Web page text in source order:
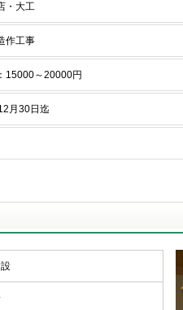
・大工
作工事
15000～20000円
月30日迄